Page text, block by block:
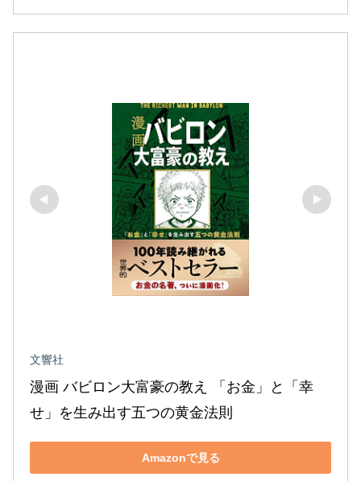
文響社
漫画 バビロン大富豪の教え 「お金」と「幸
せ」を生み出す五つの黄金法則
Amazonで見る